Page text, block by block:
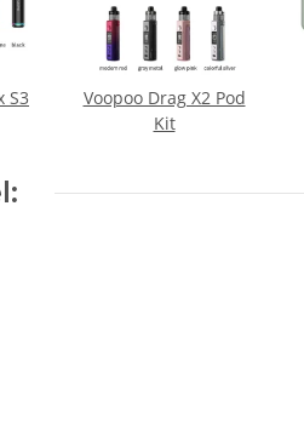
S3
Voopoo Drag X2 Pod
Kit